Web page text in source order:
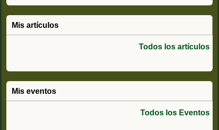
Mis artículos
Todos los artículos
Mis eventos
Todos los Eventos